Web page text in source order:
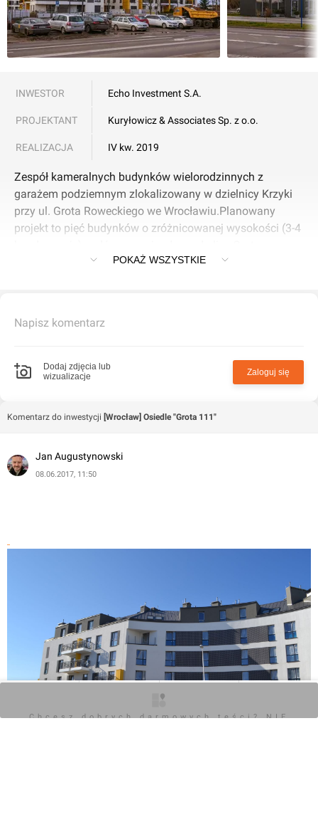
INWESTOR Echo Investment S.A.
PROJEKTANT Kuryłowicz & Associates Sp. z o.o.
REALIZACJA IV kw. 2019
Zespół kameralnych budynków wielorodzinnych z
garażem podziemnym zlokalizowany w dzielnicy Krzyki
przy ul. Grota Roweckiego we Wrocławiu.Planowany
projekt to pięć budynków o zróżnicowanej wysokości (3-4
Roweckiego. W projekcie przewidziano 296 mieszkań o
naziemnym. Na terenie inwestycji przewidziano tereny
POKAŻ WSZYSTKIE
Napisz komentarz
Dodaj zdjęcia lub
wizualizacje
Zaloguj się
Komentarz do inwestycji [Wrocław] Osiedle "Grota 111"
Jan Augustynowski
08.06.2017, 11:50
Chcesz dobrych darmowych teści? NIE